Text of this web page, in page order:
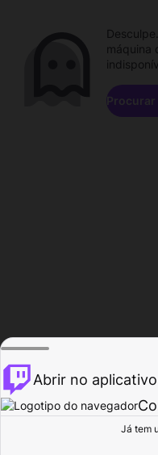
Procurar
máquina
Procurar
Abrir no aplicativo
Já tem